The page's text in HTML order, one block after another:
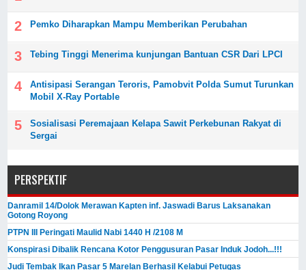
Pemko Diharapkan Mampu Memberikan Perubahan
Tebing Tinggi Menerima kunjungan Bantuan CSR Dari LPCI
Antisipasi Serangan Teroris, Pamobvit Polda Sumut Turunkan
Mobil X-Ray Portable
Sosialisasi Peremajaan Kelapa Sawit Perkebunan Rakyat di
Sergai
PERSPEKTIF
Danramil 14/Dolok Merawan Kapten inf. Jaswadi Barus Laksanakan
Gotong Royong
PTPN III Peringati Maulid Nabi 1440 H /2108 M
Konspirasi Dibalik Rencana Kotor Penggusuran Pasar Induk Jodoh...!!!
Judi Tembak Ikan Pasar 5 Marelan Berhasil Kelabui Petugas